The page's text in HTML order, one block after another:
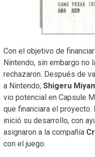
Con el objetivo de
Nintendo, sin embargo no
rechazaron. Después de
a Nintendo, Shigeru
vio potencial en Capsule
que financiara el
inició su desarrollo, con
asignaron a la compañía
con el juego.